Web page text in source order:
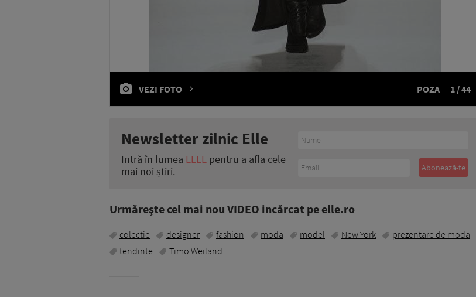
VEZI FOTO POZA 1 / 44
Newsletter zilnic Elle
Intră în lumea ELLE pentru a afla cele
mai noi știri.
Urmăreşte cel mai nou VIDEO incărcat pe elle.ro
colectie designer fashion moda model New York
prezentare de moda
tendinte
Timo Weiland